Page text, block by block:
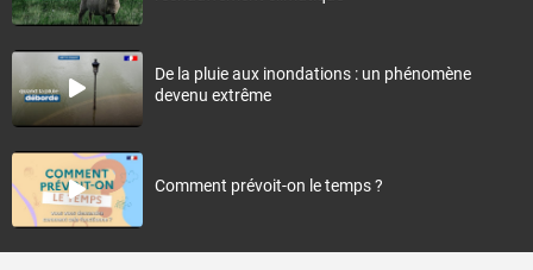
De la pluie aux inondations : un phénomène
devenu extrême
Comment prévoit-on le temps ?